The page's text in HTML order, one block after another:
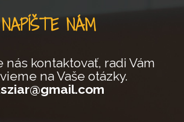
NAPÍŠTE NÁM
nás kontaktovať, radi Vám
na Vaše otázky.